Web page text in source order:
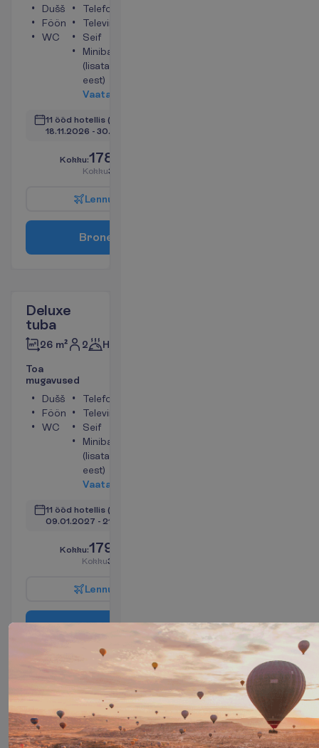
Dušš
Föön
WC
Telefon
Televiisor
Seif
Minibaar
(lisatasu
eest)
Vaata
11 ööd hotellis (12 ööd kokku)
18.11.2026 - 30.11.2026
Kokku:1789.00
Kokku3578.00
Lennu
Brone
Deluxe
tuba
26 m² 2 Hommikusöök
Toa
mugavused
Dušš
Föön
WC
Telefon
Televiisor
Seif
Minibaar
(lisatasu
eest)
Vaata
11 ööd hotellis (12 ööd kokku)
09.01.2027 - 21.01.2027
Kokku:1795.00
Kokku3590.00
Lennu
Broneeri
Deluxe
tuba
26 m² 2 Hommikusöök